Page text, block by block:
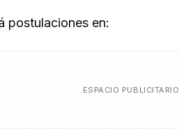
postulaciones en:
ESPACIO PUBLICITARIO